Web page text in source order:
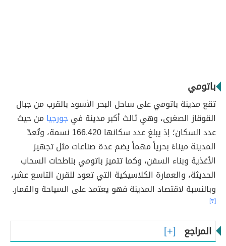
باتومي
تقع مدينة باتومي على ساحل البحر الأسود بالقرب من جبال
القوقاز الصغرى، وهي ثالث أكبر مدينة فيجورجيا من حيث
عدد السكان؛ إذ يبلغ عدد سكانها 166.420 نسمة، وتُعدّ
المدينة ميناءً بحرياً مهماً يضم عدة صناعات مثل تجهيز
الأغذية وبناء السفن، وكما تتميز باتومي بناطحات السحاب
الحديثة، والعمارة الكلاسيكية التي تعود للقرن التاسع عشر،
وبالنسبة لاقتصاد المدينة فهو يعتمد على السياحة والقمار.
[٣]
المراجع